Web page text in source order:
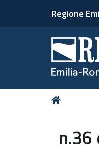
Regione
Tu
n.36